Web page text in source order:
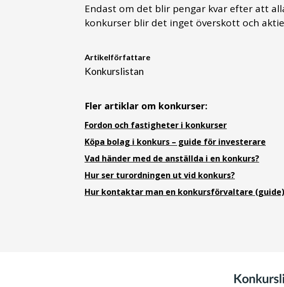
Endast om det blir pengar kvar efter att
konkurser blir det inget överskott och
Artikelförfattare
Konkurslistan
Fler artiklar om konkurser:
Fordon och fastigheter i konkurser
Köpa bolag i konkurs – guide för investerare
Vad händer med de anställda i en konkurs?
Hur ser turordningen ut vid konkurs?
Hur kontaktar man en konkursförvaltare (guide)